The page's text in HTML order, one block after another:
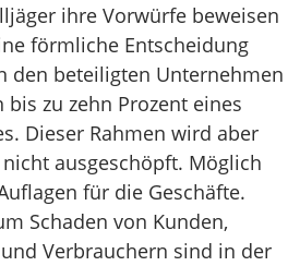
ihre Vorwürfe beweisen
förmliche Entscheidung
den beteiligten Unternehmen
bis zu zehn Prozent eines
Dieser Rahmen wird aber
ausgeschöpft. Möglich
für die Geschäfte.
Schaden von Kunden,
Verbrauchern sind in der